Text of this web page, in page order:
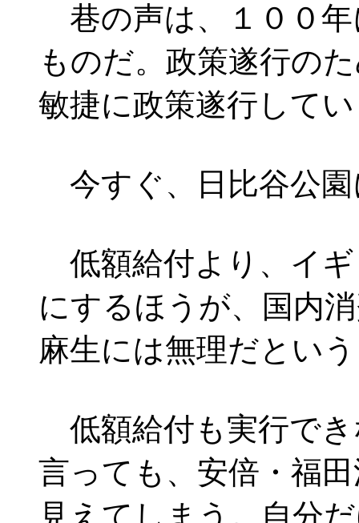
巷の声は、１００年
ものだ。政策遂行の
敏捷に政策遂行して
今すぐ、日比谷公園
低額給付より、イギ
にするほうが、国内
麻生には無理だとい
低額給付も実行で
言っても、安倍・福
見えてしまう。自分